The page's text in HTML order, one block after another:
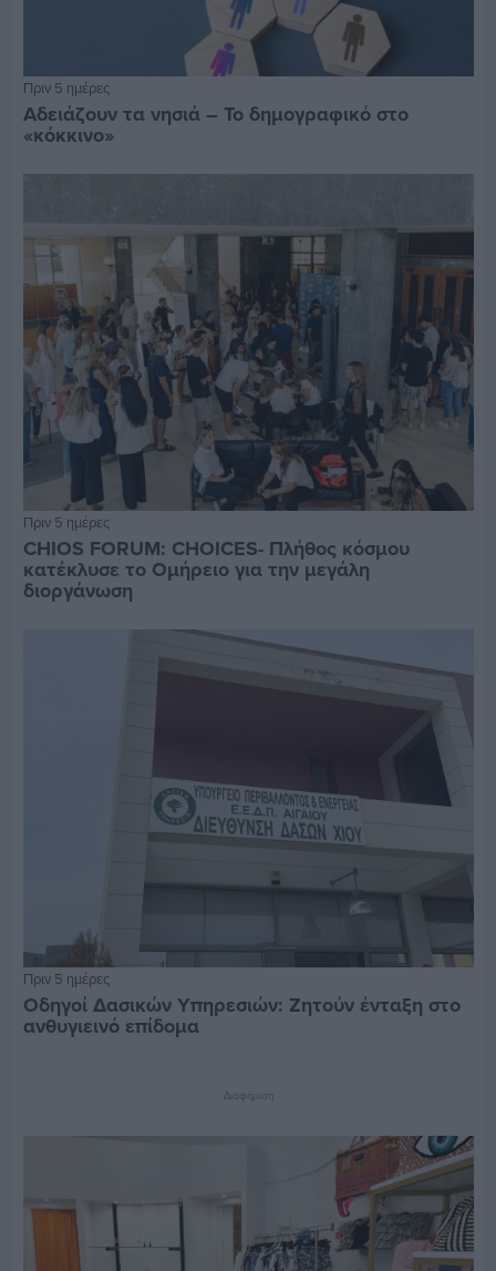
Πριν 5 ημέρες
Αδειάζουν τα νησιά – Το δημογραφικό στο
«κόκκινο»
Πριν 5 ημέρες
CHIOS FORUM: CHOICES- Πλήθος κόσμου
κατέκλυσε το Ομήρειο για την μεγάλη
διοργάνωση
Πριν 5 ημέρες
Οδηγοί Δασικών Υπηρεσιών: Ζητούν ένταξη στο
ανθυγιεινό επίδομα
Διαφήμιση